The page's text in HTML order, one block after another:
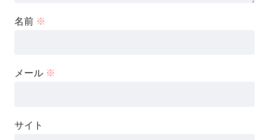
名前 ※
メール ※
サイト